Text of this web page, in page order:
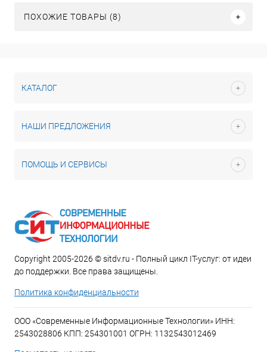
ПОХОЖИЕ ТОВАРЫ (8)
КАТАЛОГ
НАШИ ПРЕДЛОЖЕНИЯ
ПОМОЩЬ И СЕРВИСЫ
Copyright 2005-2026 © sitdv.ru - Полный цикл IT-услуг: от идеи
до поддержки. Все права защищены.
Политика конфиденциальности
ООО «Современные Информационные Технологии» ИНН:
2543028806 КПП: 254301001 ОГРН: 1132543012469